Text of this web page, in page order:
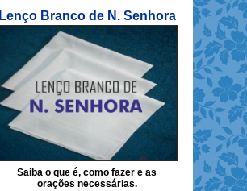
Lenço Branco de N. Senhora
Saiba o que é, como fazer e as
orações necessárias.